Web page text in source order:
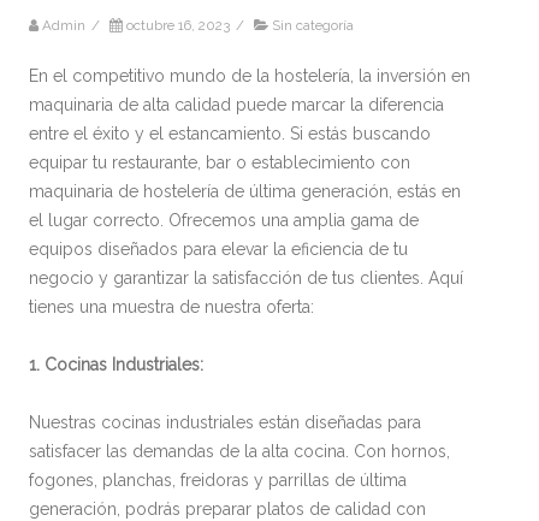
Admin / octubre 16, 2023 / Sin categoría
En el competitivo mundo de la hostelería, la inversión en
maquinaria de alta calidad puede marcar la diferencia
entre el éxito y el estancamiento. Si estás buscando
equipar tu restaurante, bar o establecimiento con
maquinaria de hostelería de última generación, estás en
el lugar correcto. Ofrecemos una amplia gama de
equipos diseñados para elevar la eficiencia de tu
negocio y garantizar la satisfacción de tus clientes. Aquí
tienes una muestra de nuestra oferta:
1. Cocinas Industriales:
Nuestras cocinas industriales están diseñadas para
satisfacer las demandas de la alta cocina. Con hornos,
fogones, planchas, freidoras y parrillas de última
generación, podrás preparar platos de calidad con